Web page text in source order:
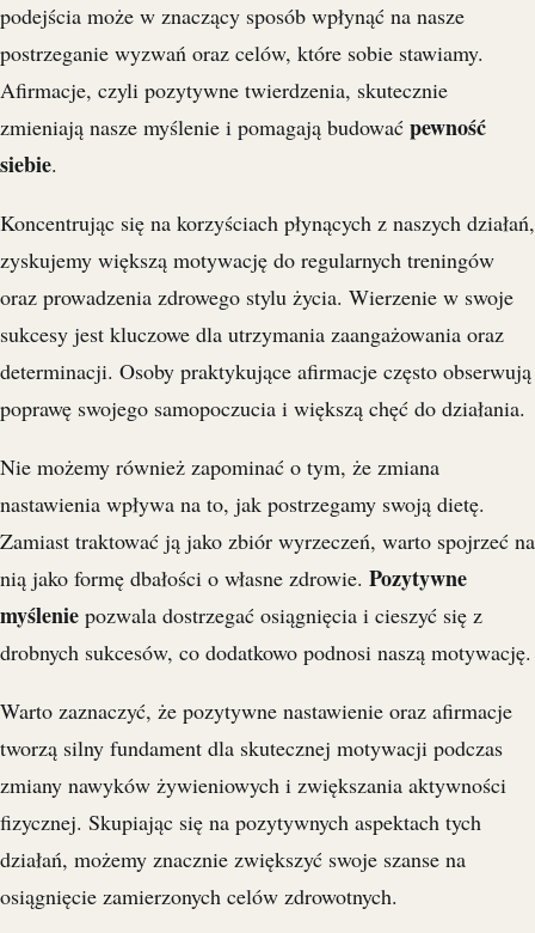
podejścia może w znaczący sposób wpłynąć na nasze
postrzeganie wyzwań oraz celów, które sobie stawiamy.
Afirmacje, czyli pozytywne twierdzenia, skutecznie
zmieniają nasze myślenie i pomagają budować pewność
siebie.
Koncentrując się na korzyściach płynących z naszych działań,
zyskujemy większą motywację do regularnych treningów
oraz prowadzenia zdrowego stylu życia. Wierzenie w swoje
sukcesy jest kluczowe dla utrzymania zaangażowania oraz
determinacji. Osoby praktykujące afirmacje często obserwują
poprawę swojego samopoczucia i większą chęć do działania.
Nie możemy również zapominać o tym, że zmiana
nastawienia wpływa na to, jak postrzegamy swoją dietę.
Zamiast traktować ją jako zbiór wyrzeczeń, warto spojrzeć na
nią jako formę dbałości o własne zdrowie. Pozytywne
myślenie pozwala dostrzegać osiągnięcia i cieszyć się z
drobnych sukcesów, co dodatkowo podnosi naszą motywację.
Warto zaznaczyć, że pozytywne nastawienie oraz afirmacje
tworzą silny fundament dla skutecznej motywacji podczas
zmiany nawyków żywieniowych i zwiększania aktywności
fizycznej. Skupiając się na pozytywnych aspektach tych
działań, możemy znacznie zwiększyć swoje szanse na
osiągnięcie zamierzonych celów zdrowotnych.